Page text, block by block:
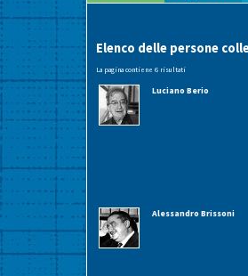
Elenco delle persone
La pagina contiene 6 risultati
Luciano Berio
Alessandro Brissoni